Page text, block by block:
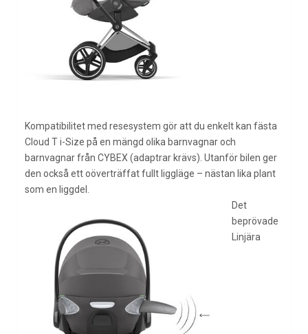
Kompatibilitet med resesystem gör att du enkelt kan fästa
Cloud T i-Size på en mängd olika barnvagnar och
barnvagnar från CYBEX (adaptrar krävs). Utanför bilen ger
den också ett oöverträffat fullt liggläge – nästan lika plant
som en liggdel.
Det
beprövade
Linjära